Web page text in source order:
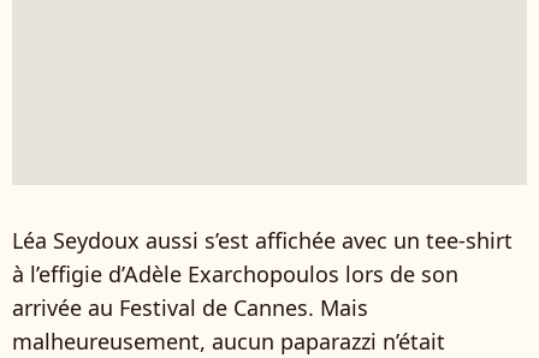
Léa Seydoux aussi s’est affichée avec un tee-shirt
à l’effigie d’Adèle Exarchopoulos lors de son
arrivée au Festival de Cannes. Mais
malheureusement, aucun paparazzi n’était